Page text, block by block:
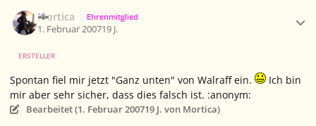
Mortica Ehrenmitglied
1. Februar 200719 J.
ERSTELLER
Spontan fiel mir jetzt "Ganz unten" von Walraff ein.
Ich bin
mir aber sehr sicher, dass dies falsch ist. :anonym:
Bearbeitet (1. Februar 200719 J. von Mortica)